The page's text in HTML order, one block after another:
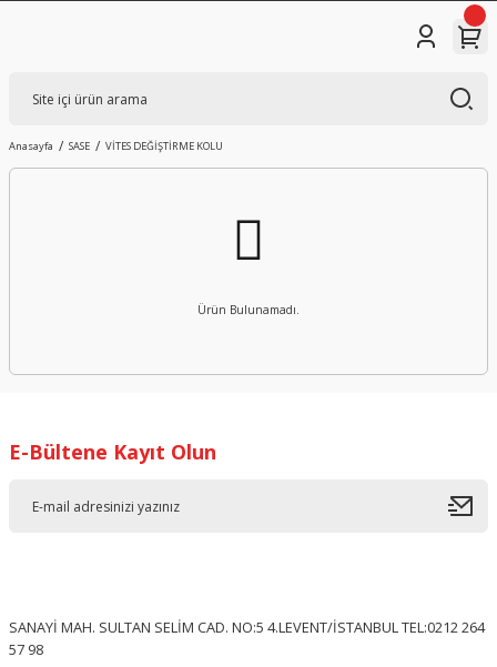
Anasayfa SASE VİTES DEĞİŞTİRME KOLU
Ürün Bulunamadı.
E-Bültene Kayıt Olun
SANAYİ MAH. SULTAN SELİM CAD. NO:5 4.LEVENT/İSTANBUL TEL:0212 264
57 98